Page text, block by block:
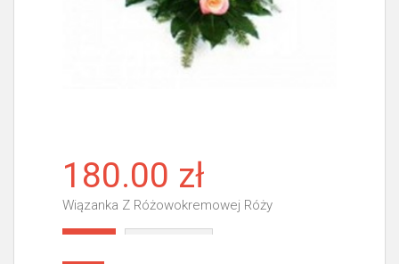
180.00 zł
Wiązanka Z Różowokremowej Róży